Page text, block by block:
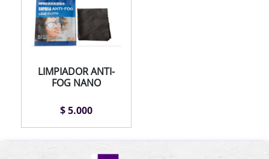
LIMPIADOR ANTI-
FOG NANO
$ 5.000